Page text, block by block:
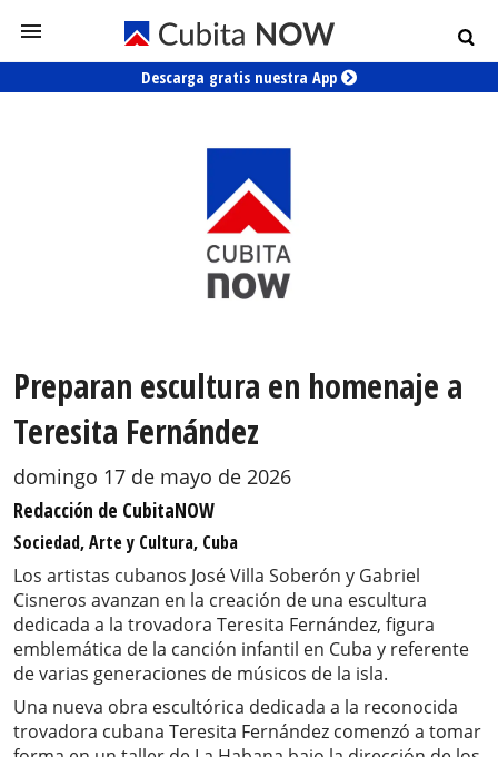
Descarga gratis nuestra App
Preparan escultura en homenaje a
Teresita Fernández
domingo 17 de mayo de 2026
Redacción de CubitaNOW
Sociedad, Arte y Cultura, Cuba
Los artistas cubanos José Villa Soberón y Gabriel
Cisneros avanzan en la creación de una escultura
dedicada a la trovadora Teresita Fernández, figura
emblemática de la canción infantil en Cuba y referente
de varias generaciones de músicos de la isla.
Una nueva obra escultórica dedicada a la reconocida
trovadora cubana Teresita Fernández comenzó a tomar